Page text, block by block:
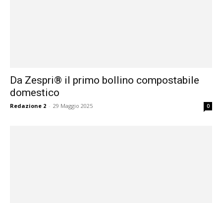
Da Zespri® il primo bollino compostabile
domestico
Redazione 2 - 29 Maggio 2025 0